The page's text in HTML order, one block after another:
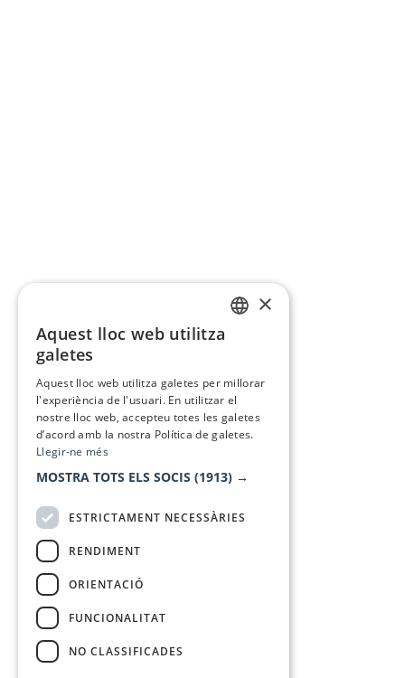
×
Aquest lloc web utilitza
galetes
Aquest lloc web utilitza galetes per millorar
l'experiència de l'usuari. En utilitzar el
nostre lloc web, accepteu totes les galetes
d’acord amb la nostra Política de galetes.
Llegir-ne més
MOSTRA TOTS ELS SOCIS (1913) →
ESTRICTAMENT NECESSÀRIES
RENDIMENT
ORIENTACIÓ
FUNCIONALITAT
NO CLASSIFICADES